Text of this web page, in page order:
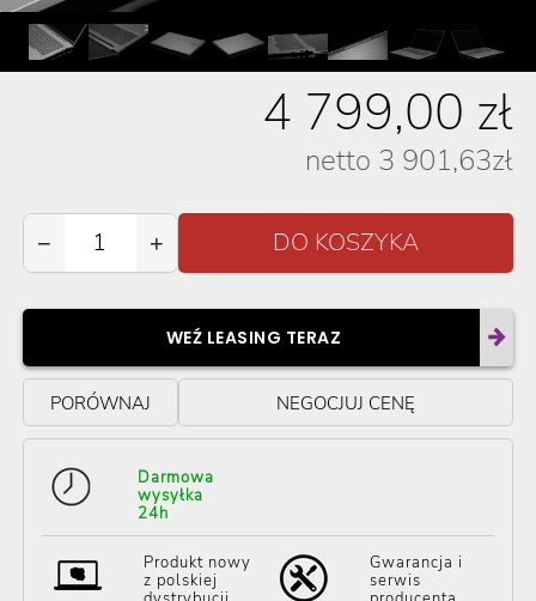
4 799,00 zł
netto 3 901,63zł
− +
WEŹ LEASING TERAZ
PORÓWNAJ NEGOCJUJ CENĘ
Darmowa
wysyłka
24h
Produkt nowy
z polskiej
Gwarancja i
serwis